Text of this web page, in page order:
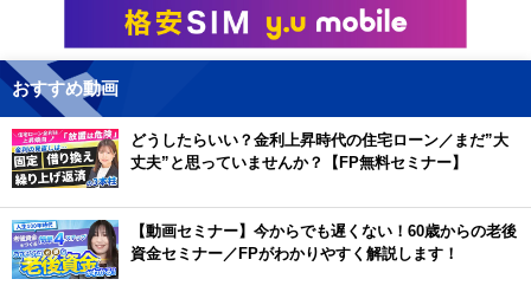
おすすめ動画
どうしたらいい？金利上昇時代の住宅ローン／まだ”大
丈夫”と思っていませんか？【FP無料セミナー】
【動画セミナー】今からでも遅くない！60歳からの老後
資金セミナー／FPがわかりやすく解説します！